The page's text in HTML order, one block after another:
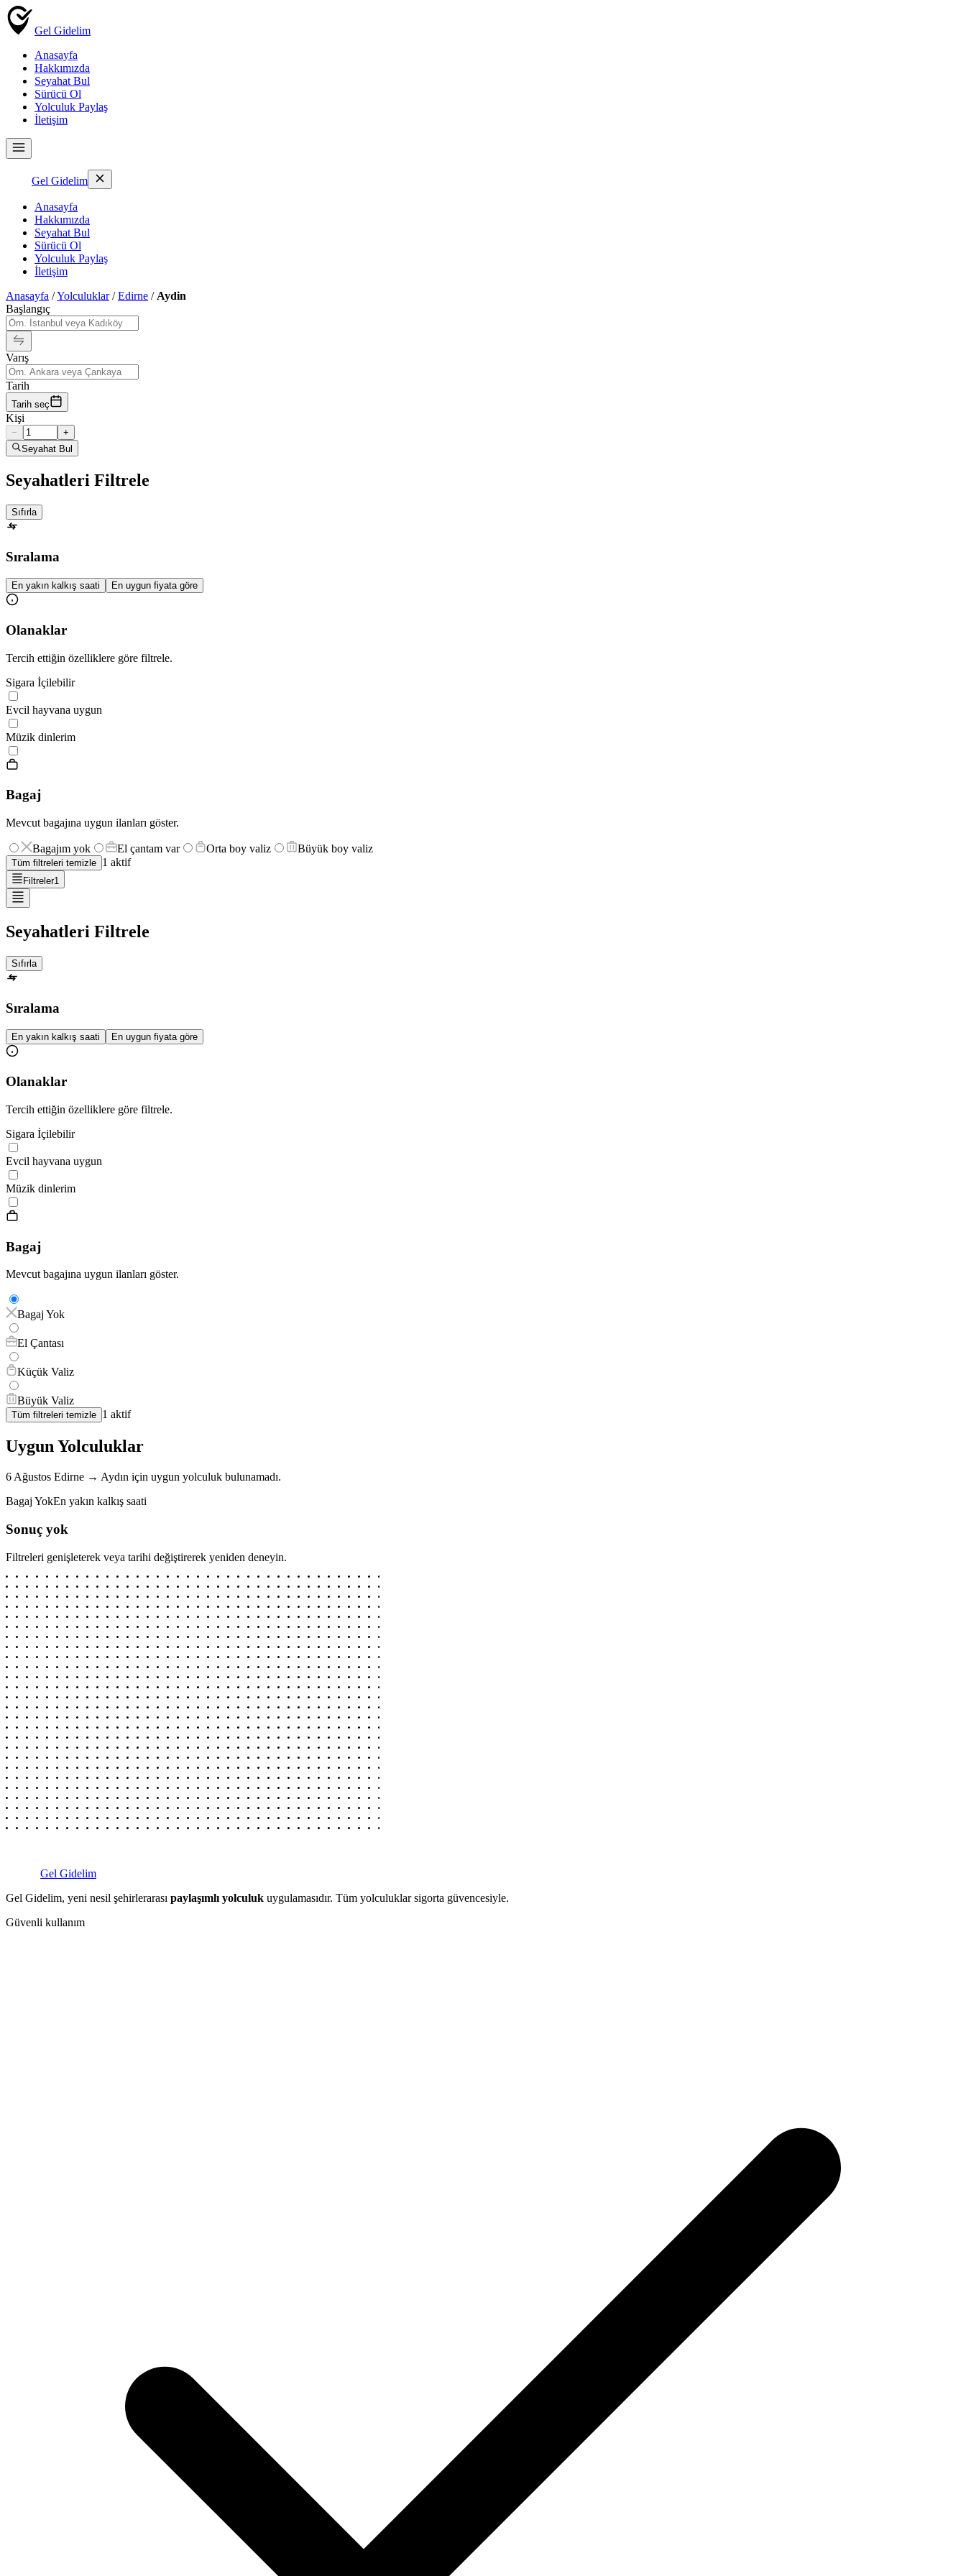
Gel Gidelim
Anasayfa
Hakkımızda
Seyahat Bul
Sürücü Ol
Yolculuk Paylaş
İletişim
Gel Gidelim
Anasayfa
Hakkımızda
Seyahat Bul
Sürücü Ol
Yolculuk Paylaş
İletişim
Anasayfa /Yolculuklar/Edirne / Aydin
Başlangıç
Varış
Tarih
Tarih seç
Kişi
−
+
Seyahat Bul
Seyahatleri Filtrele
Sıfırla
Sıralama
En yakın kalkış saati En uygun fiyata göre
Olanaklar
Tercih ettiğin özelliklere göre filtrele.
Sigara İçilebilir
Evcil hayvana uygun
Müzik dinlerim
Bagaj
Mevcut bagajına uygun ilanları göster.
Bagajım yok El çantam var Orta boy valiz Büyük boy valiz
Tüm filtreleri temizle 1 aktif
Filtreler1
Seyahatleri Filtrele
Sıfırla
Sıralama
En yakın kalkış saati En uygun fiyata göre
Olanaklar
Tercih ettiğin özelliklere göre filtrele.
Sigara İçilebilir
Evcil hayvana uygun
Müzik dinlerim
Bagaj
Mevcut bagajına uygun ilanları göster.
Bagaj Yok
El Çantası
Küçük Valiz
Büyük Valiz
Tüm filtreleri temizle 1 aktif
Uygun Yolculuklar
6 Ağustos Edirne → Aydın için uygun yolculuk bulunamadı.
Bagaj YokEn yakın kalkış saati
Sonuç yok
Filtreleri genişleterek veya tarihi değiştirerek yeniden deneyin.
Gel Gidelim
Gel Gidelim, yeni nesil şehirlerarası paylaşımlı yolculuk uygulamasıdır. Tüm yolculuklar sigorta güvencesiyle.
Güvenli kullanım